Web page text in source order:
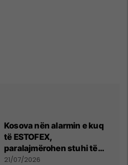
Kosova nën alarmin e kuq
të ESTOFEX,
paralajmërohen stuhi të
fuqishme me breshër dhe
21/07/2026